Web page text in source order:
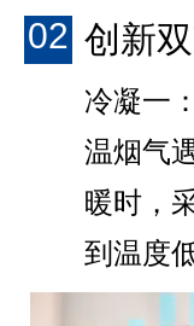
02 创新
冷凝一
温烟气
暖时，
到温度